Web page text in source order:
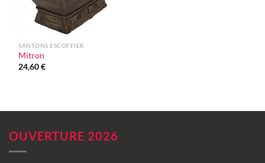
SANTONS ESCOFFIER
Mitron
24,60€
OUVERTURE 2026